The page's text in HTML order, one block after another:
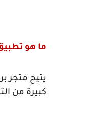
ما هو
يتيح متجر
كبيرة من